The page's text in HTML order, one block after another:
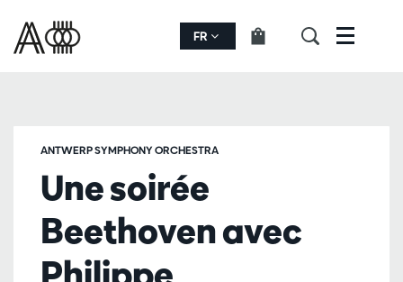
FR Menu
Une soirée
Beethoven avec
ANTWERP SYMPHONY ORCHESTRA